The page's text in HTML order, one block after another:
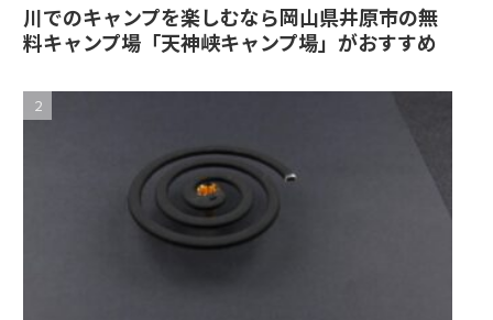
川でのキャンプを楽しむなら岡山県井原市の無
料キャンプ場「天神峡キャンプ場」がおすすめ